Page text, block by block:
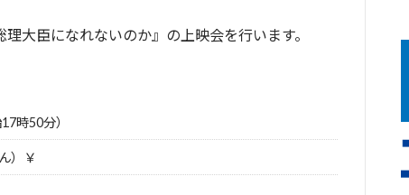
大臣になれないのか』の上映会を行います。
時50分）
）￥